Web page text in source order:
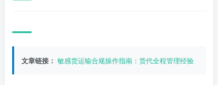
文章链接： 敏感货运输合规操作指南：货代全程管理经验